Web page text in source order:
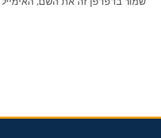
כדי